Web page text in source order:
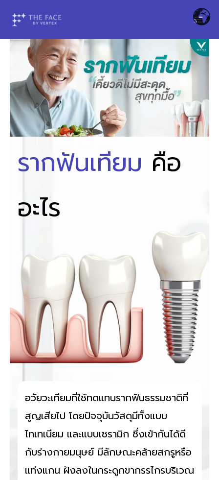
รากฟันเทียม คือ
อะไร
อวัยวะเทียมที่ใช้ทดแทนรากฟันธรรมชาติที่
สูญเสียไป โดยปัจจุบันวัสดุมีทั้งแบบ
ไทเทเนียม และแบบเซรามิก ซึ่งเข้ากันได้ดี
กับร่างกายมนุษย์ มีลักษณะคล้ายสกรูหรือ
แท่งแกน ฝังลงในกระดูกขากรรไกรบริเวณ